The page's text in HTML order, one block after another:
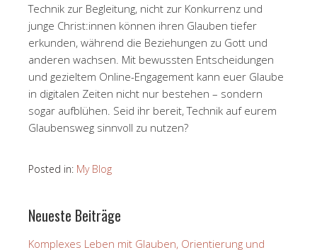
Technik zur Begleitung, nicht zur Konkurrenz und
junge Christ:innen können ihren Glauben tiefer
erkunden, während die Beziehungen zu Gott und
anderen wachsen. Mit bewussten Entscheidungen
und gezieltem Online-Engagement kann euer Glaube
in digitalen Zeiten nicht nur bestehen – sondern
sogar aufblühen. Seid ihr bereit, Technik auf eurem
Glaubensweg sinnvoll zu nutzen?
Posted in: My Blog
Neueste Beiträge
Komplexes Leben mit Glauben, Orientierung und